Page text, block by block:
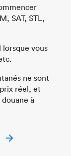
SAT, STL,
lorsque vous
ne sont
réel, et
à